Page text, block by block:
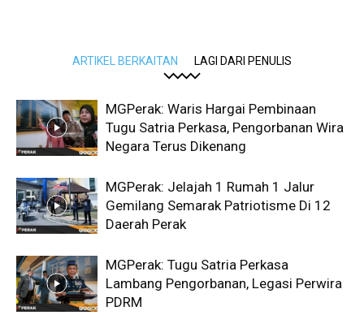
ARTIKEL BERKAITAN LAGI DARI PENULIS
MGPerak: Waris Hargai Pembinaan
Tugu Satria Perkasa, Pengorbanan Wira
Negara Terus Dikenang
MGPerak: Jelajah 1 Rumah 1 Jalur
Gemilang Semarak Patriotisme Di 12
Daerah Perak
MGPerak: Tugu Satria Perkasa
Lambang Pengorbanan, Legasi Perwira
PDRM